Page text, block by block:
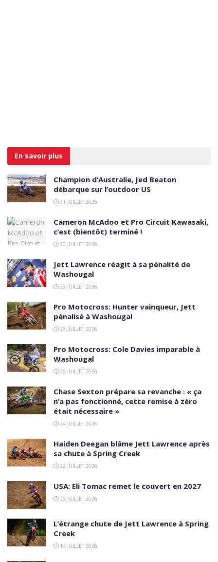
En savoir plus
Champion d’Australie, Jed Beaton
débarque sur l’outdoor US
31 JUILLET 2026
Cameron McAdoo et Pro Circuit Kawasaki,
c’est (bientôt) terminé !
30 JUILLET 2026
Jett Lawrence réagit à sa pénalité de
Washougal
29 JUILLET 2026
Pro Motocross: Hunter vainqueur, Jett
pénalisé à Washougal
26 JUILLET 2026
Pro Motocross: Cole Davies imparable à
Washougal
26 JUILLET 2026
Chase Sexton prépare sa revanche : « ça
n’a pas fonctionné, cette remise à zéro
était nécessaire »
24 JUILLET 2026
Haiden Deegan blâme Jett Lawrence après
sa chute à Spring Creek
22 JUILLET 2026
USA: Eli Tomac remet le couvert en 2027
22 JUILLET 2026
L’étrange chute de Jett Lawrence à Spring
Creek
19 JUILLET 2026